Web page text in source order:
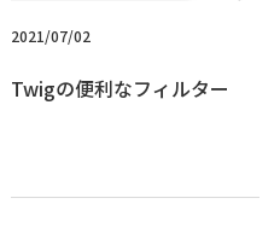
2021/07/02
Twigの便利なフィルター